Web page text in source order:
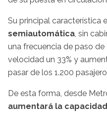
Su principal característica
semiautomática, sin
una frecuencia de paso
velocidad un 33% y
pasar de los 1.200
De esta forma, desde
aumentará la